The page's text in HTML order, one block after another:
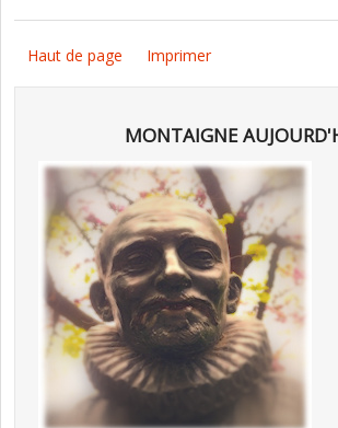
Haut de page Imprimer
MONTAIGNE